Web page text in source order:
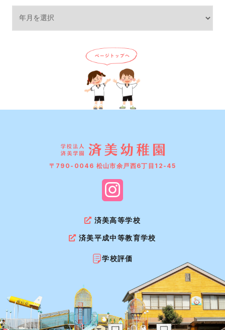
〒790-0046 松山市余戸西6丁目12-45
済美高等学校
済美平成中等教育学校
学校評価